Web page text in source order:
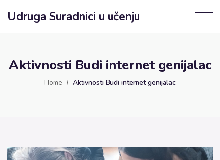
Udruga Suradnici u učenju
Aktivnosti Budi internet genijalac
Home Aktivnosti Budi internet genijalac